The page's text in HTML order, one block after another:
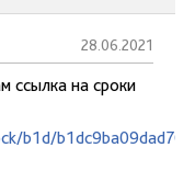
28.06.2021
ссылка на сроки
b1d/